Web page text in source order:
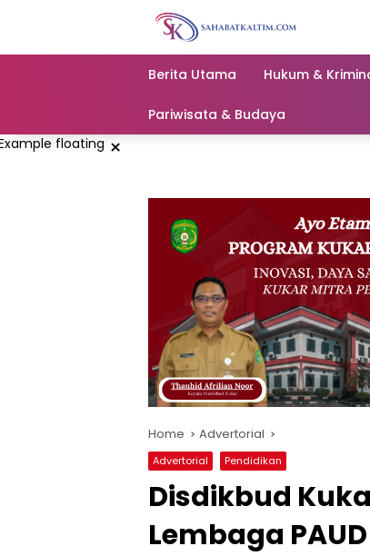
Berita Utama Hukum &
Pariwisata & Budaya
×
Home Advertorial
Advertorial Pendidikan
Disdikbud
Lembaga